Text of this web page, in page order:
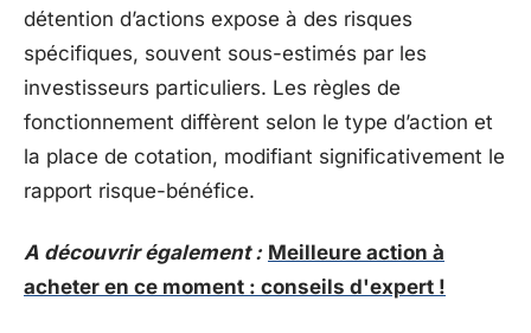
détention d’actions expose à des risques
spécifiques, souvent sous-estimés par les
investisseurs particuliers. Les règles de
fonctionnement diffèrent selon le type d’action et
la place de cotation, modifiant significativement le
rapport risque-bénéfice.
A découvrir également : Meilleure action à
acheter en ce moment : conseils d'expert !